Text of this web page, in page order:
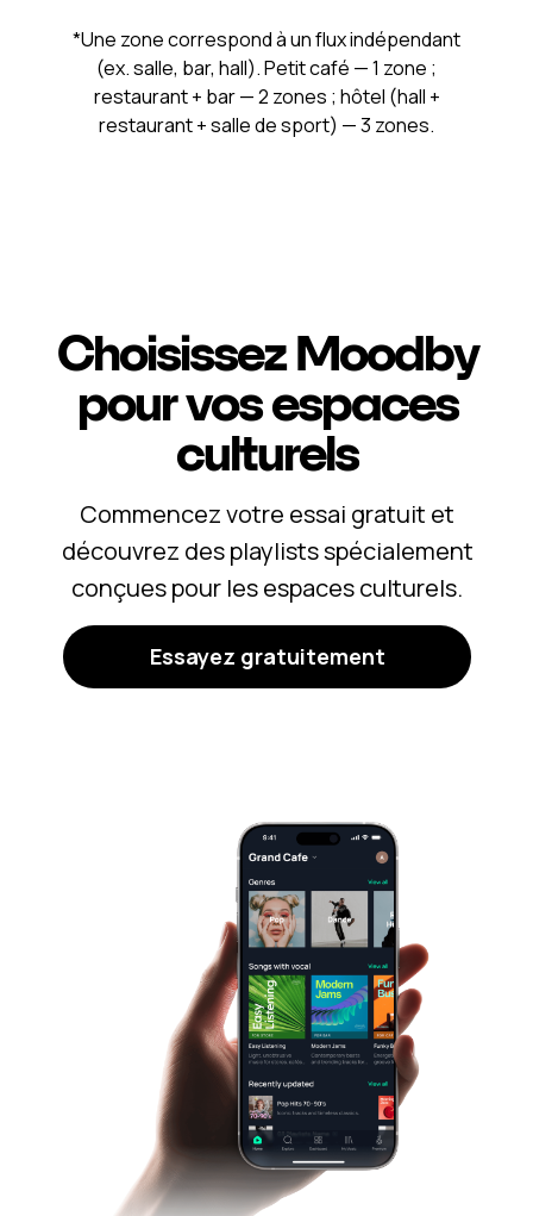
*Une zone correspond à un flux indépendant
(ex. salle, bar, hall). Petit café — 1 zone ;
restaurant + bar — 2 zones ; hôtel (hall +
restaurant + salle de sport) — 3 zones.
Choisissez Moodby
pour vos espaces
culturels
Commencez votre essai gratuit et
découvrez des playlists spécialement
conçues pour les espaces culturels.
Essayez gratuitement